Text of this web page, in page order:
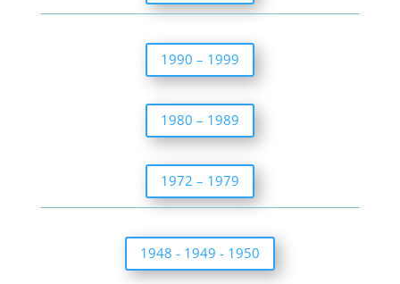
1990 – 1999
1980 – 1989
1972 – 1979
1948 - 1949 - 1950